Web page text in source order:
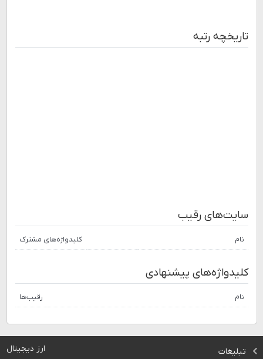
تاریخچه رتبه
سایت‌های رقیب
نام کلیدواژه‌های مشترک
کلیدواژه‌های پیشنهادی
نام رقیب‌ها
ارز دیجیتال تبلیغات